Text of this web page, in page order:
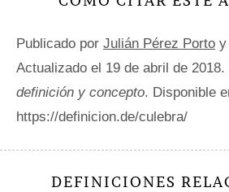
Publicado por Julián Pérez Porto y
Actualizado el 19 de abril de 2018.
definición y concepto. Disponible
https://definicion.de/culebra/
DEFINICIONES